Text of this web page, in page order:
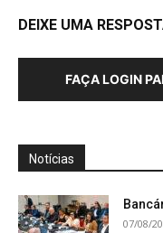
DEIXE UMA
FAÇA LOGIN
Notícias
07/08/